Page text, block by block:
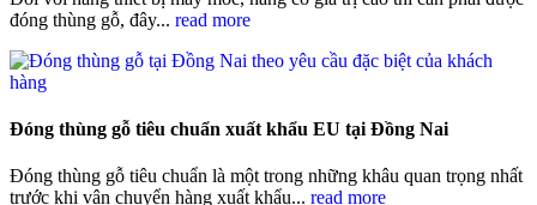
đóng thùng gỗ, đây... read more
Đóng thùng gỗ tiêu chuẩn xuất khẩu EU tại Đồng Nai
Đóng thùng gỗ tiêu chuẩn là một trong những khâu quan trọng nhất
trước khi vận chuyển hàng xuất khẩu... read more